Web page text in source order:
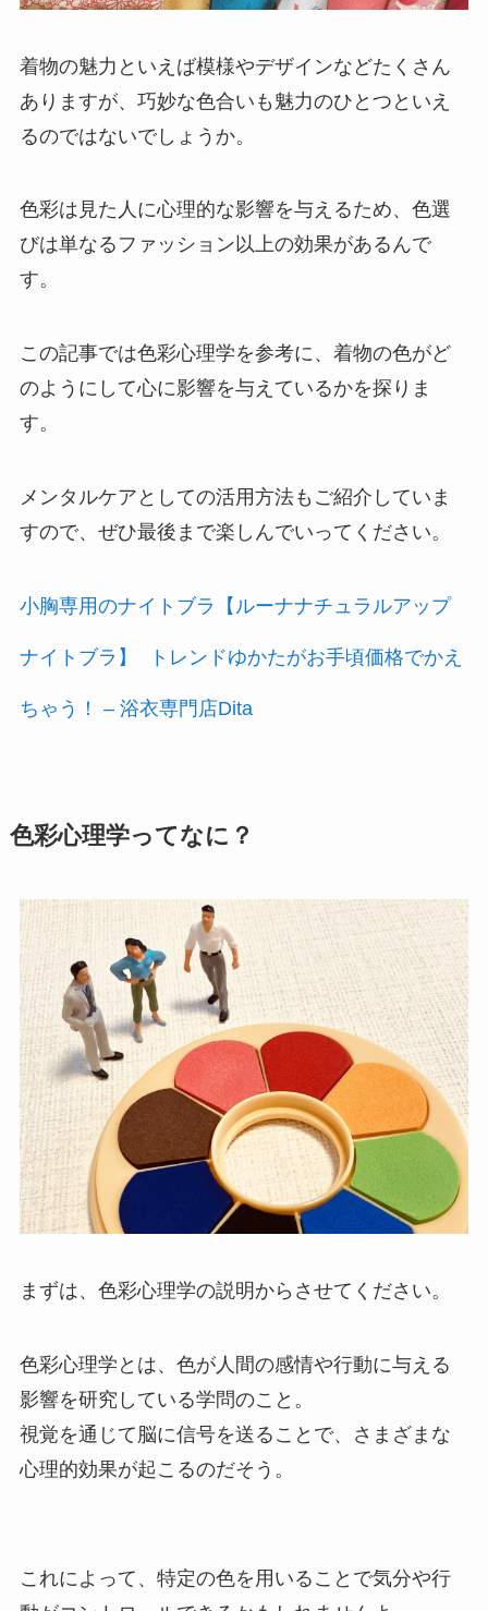
着物の魅力といえば模様やデザインなどたくさん
ありますが、巧妙な色合いも魅力のひとつといえ
るのではないでしょうか。
色彩は見た人に心理的な影響を与えるため、色選
びは単なるファッション以上の効果があるんで
す。
この記事では色彩心理学を参考に、着物の色がど
のようにして心に影響を与えているかを探りま
す。
メンタルケアとしての活用方法もご紹介していま
すので、ぜひ最後まで楽しんでいってください。
小胸専用のナイトブラ【ルーナナチュラルアップ
ナイトブラ】 トレンドゆかたがお手頃価格でかえ
ちゃう！ – 浴衣専門店Dita
色彩心理学ってなに？
まずは、色彩心理学の説明からさせてください。
色彩心理学とは、色が人間の感情や行動に与える
影響を研究している学問のこと。
視覚を通じて脳に信号を送ることで、さまざまな
心理的効果が起こるのだそう。
これによって、特定の色を用いることで気分や行